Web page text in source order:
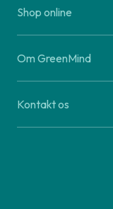
Shop online
Om GreenMind
Kontakt os